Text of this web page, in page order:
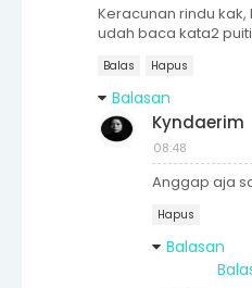
Keracunan rindu
udah baca kata2
Balas Hapus
Balasan
Kyndaerim
08:48
Anggap aja
Hapus
Balasan